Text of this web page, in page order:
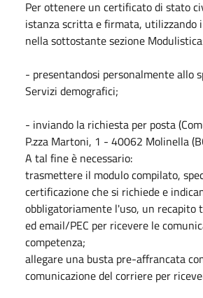
Per ottenere un certificato di stato
istanza scritta e firmata, utilizzando
nella sottostante sezione
- presentandosi personalmente allo
Servizi demografici;
- inviando la richiesta per posta
P.zza Martoni, 1 - 40062 Molinella
A tal fine è necessario:
trasmettere il modulo compilato,
certificazione che si richiede e
obbligatoriamente l'uso, un recapito
ed email/PEC per ricevere le
competenza;
allegare una busta pre-affrancata
comunicazione del corriere per